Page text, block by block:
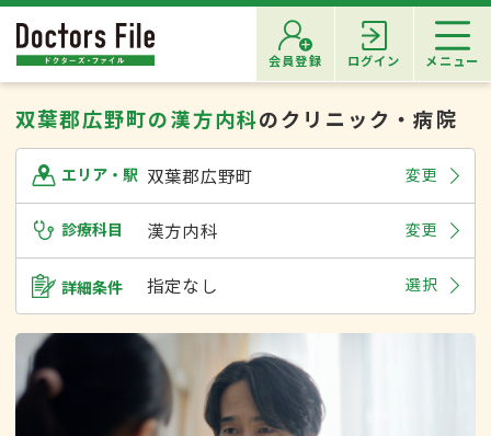
会員登録 ログイン メニュー
双葉郡広野町の漢方内科のクリニック・病院
エリア・駅 双葉郡広野町 変更
診療科目 漢方内科 変更
詳細条件 指定なし 選択